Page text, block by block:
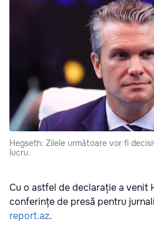
Hegseth: Zilele următoare vor fi
lucru.
Cu o astfel de declarație a venit
conferințe de presă pentru
report.az.